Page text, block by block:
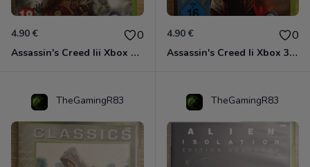
4.90 € 0
Assassin's Creed Iii Xbox 360
4.90 € 0
Assassin's Creed Ii Xbox 360
TheGamingR83 TheGamingR83